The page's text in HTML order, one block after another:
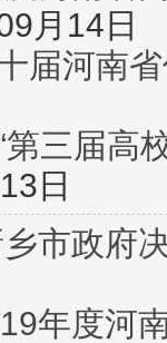
月14日
届河南
三届高
日
市政府
年度河